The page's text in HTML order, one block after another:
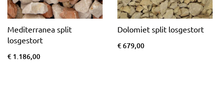
Mediterranea split
losgestort
€ 1.186,00
Dolomiet split losgestort
€ 679,00